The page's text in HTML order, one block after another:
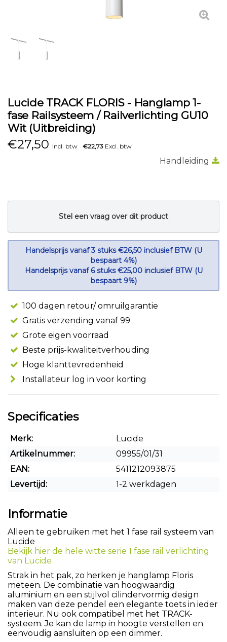
Lucide TRACK FLORIS - Hanglamp 1-
fase Railsysteem / Railverlichting GU10
Wit (Uitbreiding)
€27,50 Incl. btw €22,73 Excl. btw
Handleiding
Stel een vraag over dit product
Handelsprijs vanaf 3 stuks €26,50 inclusief BTW (U
bespaart 4%)
Handelsprijs vanaf 6 stuks €25,00 inclusief BTW (U
bespaart 9%)
100 dagen retour/ omruilgarantie
Gratis verzending vanaf 99
Grote eigen voorraad
Beste prijs-kwaliteitverhouding
Hoge klanttevredenheid
Installateur log in voor korting
Specificaties
Merk:
Lucide
Artikelnummer:
09955/01/31
EAN:
5411212093875
Levertijd:
1-2 werkdagen
Informatie
Alleen te gebruiken met het 1 fase rail systeem van
Lucide
Bekijk hier de hele witte serie 1 fase rail verlichting
van Lucide
Strak in het pak, zo herken je hanglamp Floris
meteen. De combinatie van hoogwaardig
aluminium en een stijlvol cilindervormig design
maken van deze pendel een elegante toets in ieder
interieur. Nu ook compatibel met het TRACK-
systeem. Je kan de lamp in hoogte verstellen en
eenvoudig aansluiten op een dimmer.